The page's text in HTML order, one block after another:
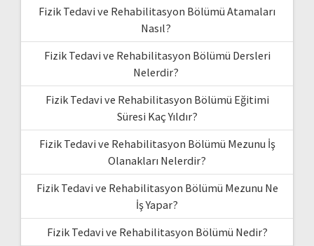
Fizik Tedavi ve Rehabilitasyon Bölümü Atamaları
Nasıl?
Fizik Tedavi ve Rehabilitasyon Bölümü Dersleri
Nelerdir?
Fizik Tedavi ve Rehabilitasyon Bölümü Eğitimi
Süresi Kaç Yıldır?
Fizik Tedavi ve Rehabilitasyon Bölümü Mezunu İş
Olanakları Nelerdir?
Fizik Tedavi ve Rehabilitasyon Bölümü Mezunu Ne
İş Yapar?
Fizik Tedavi ve Rehabilitasyon Bölümü Nedir?